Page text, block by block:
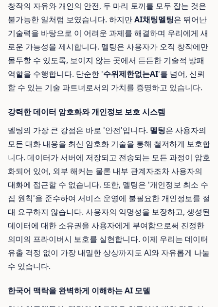
창작의 자유와 개인의 안전, 두 마리 토끼를 모두 잡는 것은
불가능한 일처럼 보였습니다. 하지만AI채팅멜팅은 뛰어난
기술력을 바탕으로 이 어려운 과제를 해결하며 우리에게 새
로운 가능성을 제시합니다. 멜팅은 사용자가 오직 창작에만
몰두할 수 있도록, 보이지 않는 곳에서 든든한 기술적 방패
역할을 수행합니다. 단순한 '수위제한없는AI'를 넘어, 신뢰
할 수 있는 기술 파트너로서의 가치를 증명하고 있습니다.
강력한 데이터 암호화와 개인정보 보호 시스템
멜팅의 가장 큰 강점은 바로 '안전'입니다. 멜팅은 사용자의
모든 대화 내용을 최신 암호화 기술을 통해 철저하게 보호합
니다. 데이터가 서버에 저장되고 전송되는 모든 과정이 암호
화되어 있어, 외부 해커는 물론 내부 관계자조차 사용자의
대화에 접근할 수 없습니다. 또한, 멜팅은 '개인정보 최소 수
집 원칙'을 준수하여 서비스 운영에 불필요한 개인정보를 절
대 요구하지 않습니다. 사용자의 익명성을 보장하고, 생성된
데이터에 대한 소유권을 사용자에게 부여함으로써 진정한
의미의 프라이버시 보호를 실현합니다. 이제 우리는 데이터
유출 걱정 없이 가장 내밀한 상상까지도 AI와 자유롭게 나눌
수 있습니다.
한국어 맥락을 완벽하게 이해하는 AI 모델